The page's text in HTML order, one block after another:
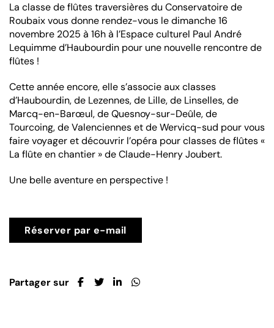
La classe de flûtes traversières du Conservatoire de
Roubaix vous donne rendez-vous le dimanche 16
novembre 2025 à 16h à l’Espace culturel Paul André
Lequimme d’Haubourdin pour une nouvelle rencontre de
flûtes !
Cette année encore, elle s’associe aux classes
d’Haubourdin, de Lezennes, de Lille, de Linselles, de
Marcq-en-Barœul, de Quesnoy-sur-Deûle, de
Tourcoing, de Valenciennes et de Wervicq-sud pour vous
faire voyager et découvrir l’opéra pour classes de flûtes «
La flûte en chantier » de Claude-Henry Joubert.
Une belle aventure en perspective !
Réserver par e-mail
Partager sur